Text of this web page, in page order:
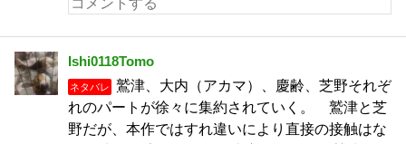
Ishi0118Tomo
ネタバレ
鷲津、大内（アカマ）、慶齢、芝野それぞ
れのパートが徐々に集約されていく。 鷲津と芝
野だが、本作ではすれ違いにより直接の接触はな